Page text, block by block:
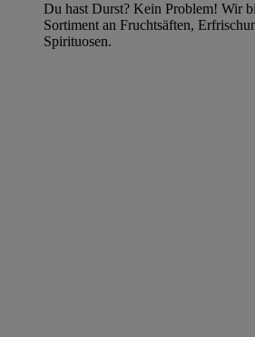
Du hast Durst? Kein Problem! Wir
Sortiment an Fruchtsäften,
Spirituosen.